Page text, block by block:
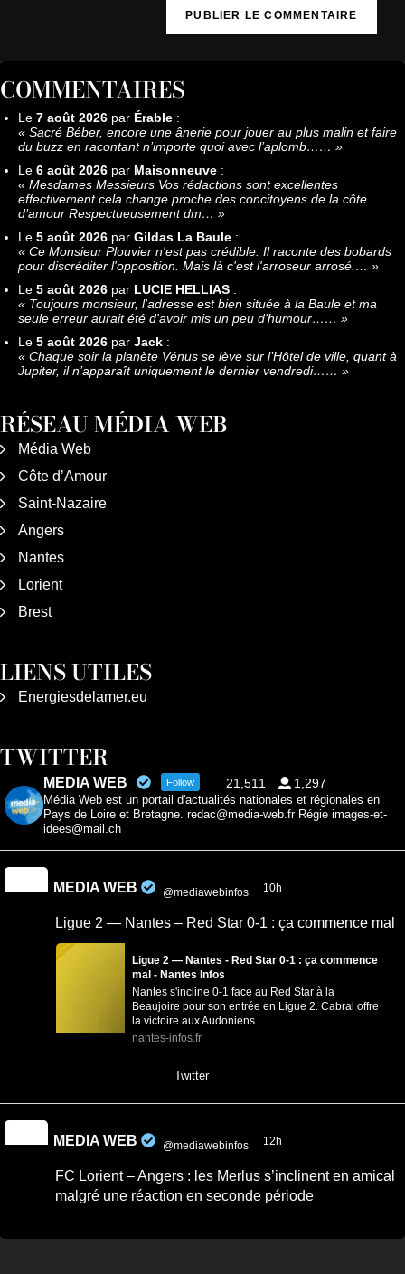
COMMENTAIRES
Le 7 août 2026 par Érable :
« Sacré Béber, encore une ânerie pour jouer au plus malin et faire
du buzz en racontant n’importe quoi avec l’aplomb…… »
Le 6 août 2026 par Maisonneuve :
« Mesdames Messieurs Vos rédactions sont excellentes
effectivement cela change proche des concitoyens de la côte
d’amour Respectueusement dm… »
Le 5 août 2026 par Gildas La Baule :
« Ce Monsieur Plouvier n'est pas crédible. Il raconte des bobards
pour discréditer l'opposition. Mais là c'est l'arroseur arrosé.… »
Le 5 août 2026 par LUCIE HELLIAS :
« Toujours monsieur, l'adresse est bien située à la Baule et ma
seule erreur aurait été d'avoir mis un peu d'humour…… »
Le 5 août 2026 par Jack :
« Chaque soir la planète Vénus se lève sur l’Hôtel de ville, quant à
Jupiter, il n’apparaît uniquement le dernier vendredi…… »
RÉSEAU MÉDIA WEB
Média Web
Côte d’Amour
Saint-Nazaire
Angers
Nantes
Lorient
Brest
LIENS UTILES
Energiesdelamer.eu
TWITTER
MEDIA WEB Follow 21,511 1,297
Média Web est un portail d'actualités nationales et régionales en
Pays de Loire et Bretagne. redac@media-web.fr Régie images-et-
idees@mail.ch
MEDIA WEB @mediawebinfos 10h
Ligue 2 — Nantes – Red Star 0-1 : ça commence mal
Ligue 2 — Nantes - Red Star 0-1 : ça commence
mal - Nantes Infos
Nantes s'incline 0-1 face au Red Star à la
Beaujoire pour son entrée en Ligue 2. Cabral offre
la victoire aux Audoniens.
nantes-infos.fr
Twitter
MEDIA WEB @mediawebinfos 12h
FC Lorient – Angers : les Merlus s’inclinent en amical
malgré une réaction en seconde période